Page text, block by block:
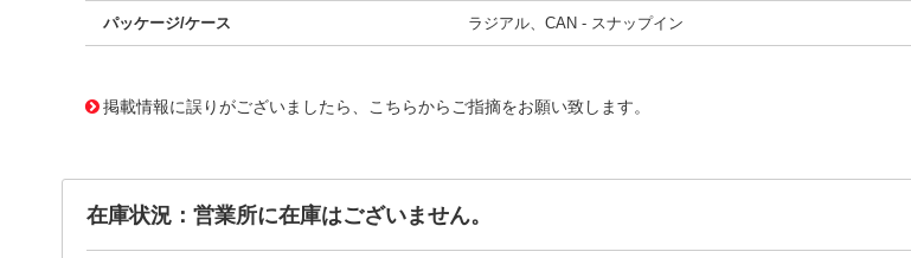
パッケージ/ケース ラジアル、CAN - スナップイン
掲載情報に誤りがございましたら、こちらからご指摘をお願い致します。
在庫状況：営業所に在庫はございません。